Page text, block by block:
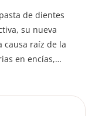
de dientes
su nueva
causa raíz de la
en encías,